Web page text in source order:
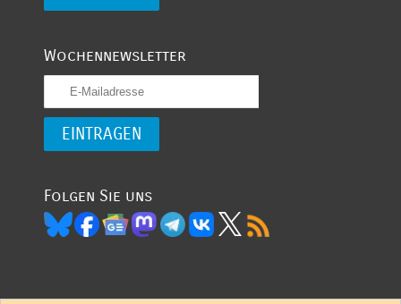
Wochennewsletter
Folgen Sie uns